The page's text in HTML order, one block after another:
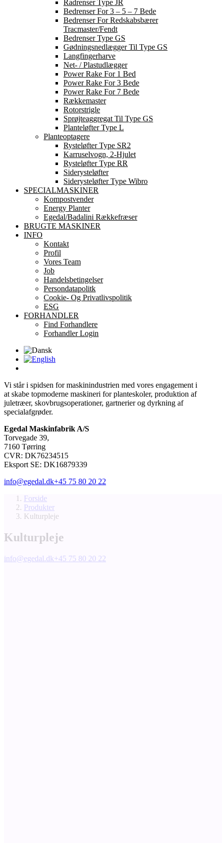
Radrenser Type JR
Bedrenser For 3 – 5 – 7 Bede
Bedrenser For Redskabsbærer
Tracmaster/Fendt
Bedrenser Type GS
Gødningsnedlægger Til Type GS
Langfingerharve
Net- / Plastudlægger
Power Rake For 1 Bed
Power Rake For 3 Bede
Power Rake For 7 Bede
Rækkemaster
Rotorstrigle
Sprøjteaggregat Til Type GS
Planteløfter Type L
Planteoptagere
Rysteløfter Type SR2
Karruselvogn, 2-Hjulet
Rysteløfter Type RR
Siderysteløfter
Siderysteløfter Type Wibro
SPECIALMASKINER
Kompostvender
Energy Planter
Egedal/Badalini Rækkefræser
BRUGTE MASKINER
INFO
Kontakt
Profil
Vores Team
Job
Handelsbetingelser
Persondatapolitk
Cookie- Og Privatlivspolitik
ESG
FORHANDLER
Find Forhandlere
Forhandler Login
Vi står i spidsen for maskinindustrien med vores engagement i
at skabe topmoderne maskineri for planteskoler, produktion af
juletræer, skovbrugsoperationer, gartnerier og dyrkning af
specialafgrøder.
Egedal Maskinfabrik A/S
Torvegade 39,
7160 Tørring
CVR: DK76234515
Eksport SE: DK16879339
info@egedal.dk+45 75 80 20 22
Forside
Produkter
Kulturpleje
Kulturpleje
info@egedal.dk+45 75 80 20 22